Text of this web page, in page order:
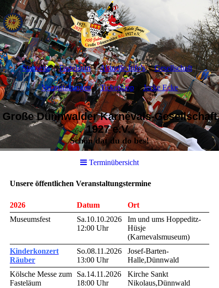
Startseite Fasteläum Aktuelle Info's Gesellschaft
Veranstaltungen Ticketshop Jecke Ecke
Große Dünnwalder Karnevals-Gesellschaft
1927 e.V.
Schön dat du do bes!
Terminübersicht
Unsere öffentlichen Veranstaltungstermine
2026 Datum
Ort
Museumsfest
Sa.10.10.2026
12:00 Uhr
Im und ums Hoppeditz-
Hüsje
(Karnevalsmuseum)
Kinderkonzert
Räuber
So.08.11.2026
13:00 Uhr
Josef-Barten-
Halle,Dünnwald
Kölsche Messe zum
Fasteläum
Sa.14.11.2026
18:00 Uhr
Kirche Sankt
Nikolaus,Dünnwald